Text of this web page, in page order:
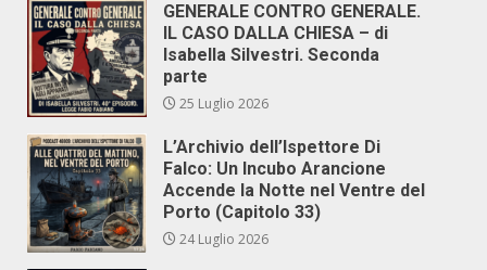
GENERALE CONTRO GENERALE.
IL CASO DALLA CHIESA – di
Isabella Silvestri. Seconda
parte
25 Luglio 2026
L’Archivio dell’Ispettore Di
Falco: Un Incubo Arancione
Accende la Notte nel Ventre del
Porto (Capitolo 33)
24 Luglio 2026